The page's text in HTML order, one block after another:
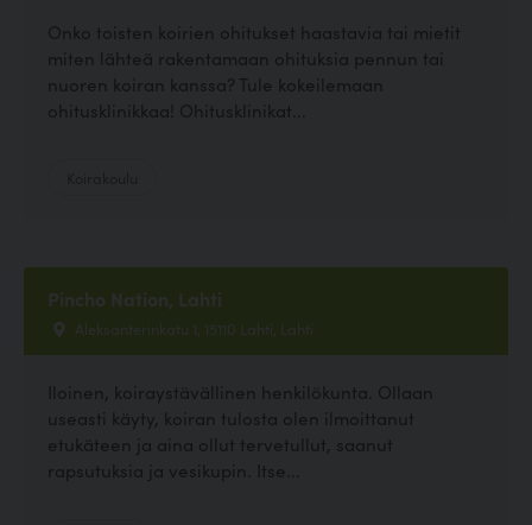
Onko toisten koirien ohitukset haastavia tai mietit
miten lähteä rakentamaan ohituksia pennun tai
nuoren koiran kanssa? Tule kokeilemaan
ohitusklinikkaa! Ohitusklinikat...
Pincho Nation, Lahti
Aleksanterinkatu 1, 15110 Lahti, Lahti
Iloinen, koiraystävällinen henkilökunta. Ollaan
useasti käyty, koiran tulosta olen ilmoittanut
etukäteen ja aina ollut tervetullut, saanut
rapsutuksia ja vesikupin. Itse...